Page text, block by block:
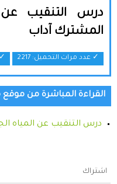
درس التنقيب عن
المشترك آداب
✓ عدد مرات التحميل: 2217
القراءة المباشرة من
درس التنقيب عن المياه
اشتراك